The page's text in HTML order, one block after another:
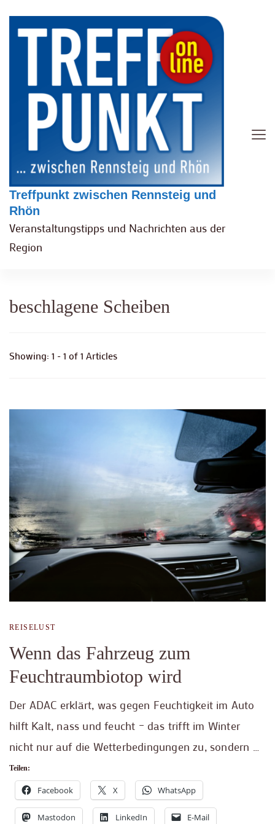
Treffpunkt zwischen Rennsteig und
Rhön
Veranstaltungstipps und Nachrichten aus der
Region
beschlagene Scheiben
Showing: 1 - 1 of 1 Articles
REISELUST
Wenn das Fahrzeug zum
Feuchtraumbiotop wird
Der ADAC erklärt, was gegen Feuchtigkeit im Auto
hilft Kalt, nass und feucht – das trifft im Winter
nicht nur auf die Wetterbedingungen zu, sondern …
Teilen:
Facebook X WhatsApp
Mastodon LinkedIn E-Mail